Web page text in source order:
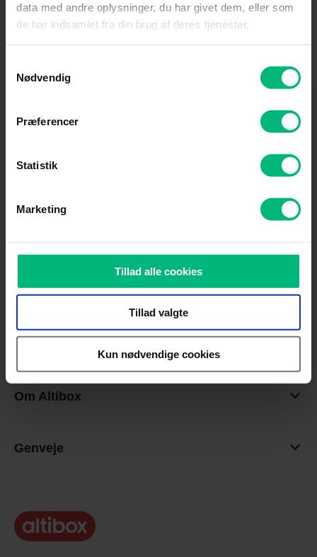
data med andre oplysninger, du har givet dem, eller som
de har indsamlet fra din brug af deres tjenester.
Nødvendig
Præferencer
Statistik
Marketing
Tillad alle cookies
Tillad valgte
Kun nødvendige cookies
Se internetprodukter her Se TV-pakker her
Produkter
Om Altibox
Genveje